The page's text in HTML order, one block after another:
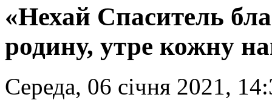
«Нехай Спаситель
родину, утре кожну
Середа, 06 січня 2021,